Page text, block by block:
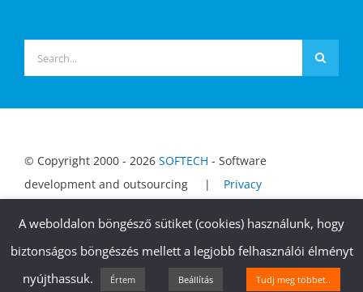
Keresés...
© Copyright 2000 -
development and outsourcing |
Privacy
Notice|Codespring website
A weboldalon böngésző sütiket (cookies) használunk, hogy
biztonságos böngészés mellett a legjobb felhasználói élményt
nyújthassuk.
Értem Beállítás Tudj meg többet..